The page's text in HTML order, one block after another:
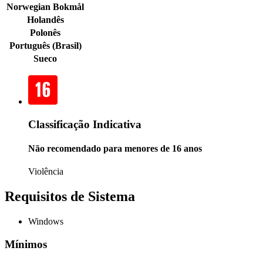
Norwegian Bokmål
Holandês
Polonês
Português (Brasil)
Sueco
Classificação Indicativa
Não recomendado para menores de 16 anos
Violência
Requisitos de Sistema
Windows
Mínimos